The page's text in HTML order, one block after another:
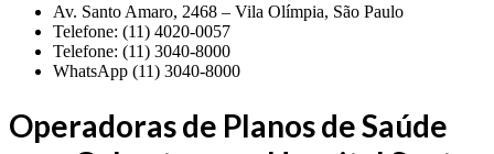
Av. Santo Amaro, 2468 – Vila Olímpia, São Paulo
Telefone: (11) 4020-0057
Telefone: (11) 3040-8000
WhatsApp (11) 3040-8000
Operadoras de Planos de Saúde